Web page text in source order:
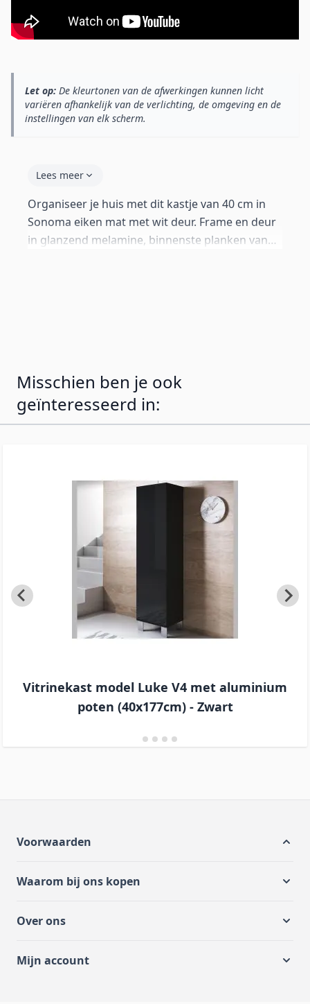
Let op: De kleurtonen van de afwerkingen kunnen licht
variëren afhankelijk van de verlichting, de omgeving en de
instellingen van elk scherm.
Lees meer
Organiseer je huis met dit kastje van 40 cm in
Sonoma eiken mat met wit deur. Frame en deur
in glanzend melamine, binnenste planken van
Misschien ben je ook
geïnteresseerd in:
Vitrinekast model Luke V4 met aluminium
poten (40x177cm) - Zwart
Voorwaarden
Waarom bij ons kopen
Over ons
Mijn account